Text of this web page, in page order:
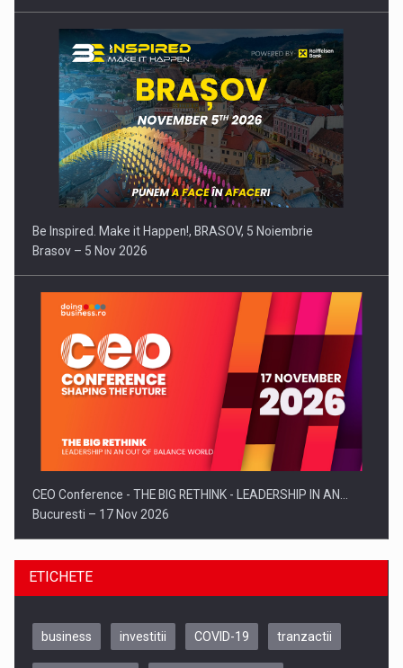
Be Inspired. Make it Happen!, BRASOV, 5 Noiembrie
Brasov – 5 Nov 2026
CEO Conference - THE BIG RETHINK - LEADERSHIP IN AN…
Bucuresti – 17 Nov 2026
ETICHETE
business investitii COVID-19 tranzactii